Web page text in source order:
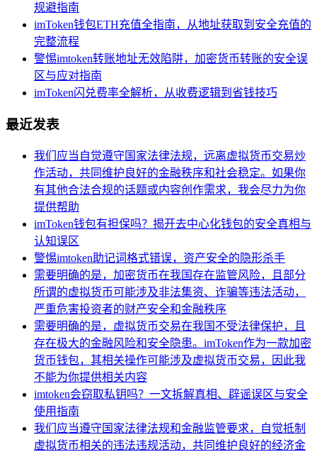
规避指南
imToken钱包ETH充值全指南，从地址获取到安全充值的
完整流程
警惕imtoken转账地址无效陷阱，加密货币转账的安全误
区与应对指南
imToken闪兑费率全解析，从收费逻辑到省钱技巧
最近发表
我们应当自觉遵守国家法律法规，远离虚拟货币交易炒
作活动，共同维护良好的金融秩序和社会稳定。如果你
有其他合法合规的话题或内容创作需求，我会尽力为你
提供帮助
imToken钱包有担保吗？揭开去中心化钱包的安全真相与
认知误区
警惕imtoken助记词格式错误，资产安全的隐形杀手
需要明确的是，加密货币在我国存在监管风险，且部分
所谓的虚拟货币可能涉及非法集资、诈骗等违法活动，
严重危害投资者的财产安全和金融秩序
需要明确的是，虚拟货币交易在我国不受法律保护，且
存在极大的金融风险和安全隐患。imToken作为一款加密
货币钱包，其相关操作可能涉及虚拟货币交易，因此我
不能为你提供相关内容
imtoken会窃取私钥吗？一文拆解真相、辟谣误区与安全
使用指南
我们应当遵守国家法律法规和金融监管要求，自觉抵制
虚拟货币相关的违法违规活动，共同维护良好的经济金